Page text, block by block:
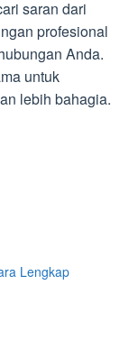
saran dari
profesional
Anda.
untuk
lebih bahagia.
Lengkap